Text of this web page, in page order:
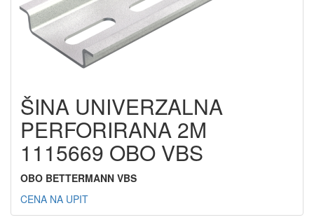
ŠINA UNIVERZALNA
PERFORIRANA 2M
1115669 OBO VBS
OBO BETTERMANN VBS
CENA NA UPIT